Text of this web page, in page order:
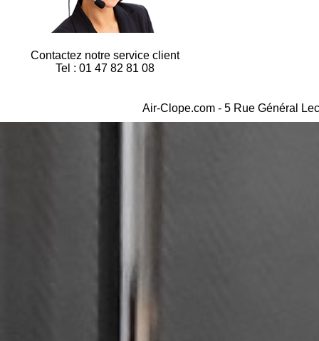
Contactez notre service client
Tel : 01 47 82 81 08
Air-Clope.com - 5 Rue Général